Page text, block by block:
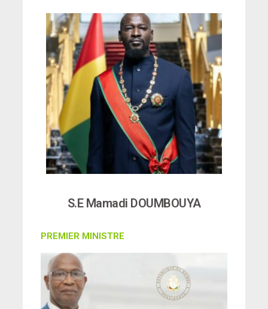
S.E Mamadi DOUMBOUYA
PREMIER MINISTRE